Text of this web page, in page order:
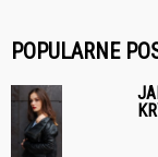
POPULARNE